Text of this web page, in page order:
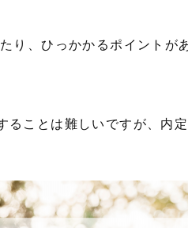
り、ひっかかるポイントが
ることは難しいですが、内